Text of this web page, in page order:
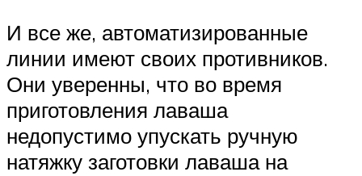
И все же, автоматизированные
линии имеют своих противников.
Они уверенны, что во время
приготовления лаваша
недопустимо упускать ручную
натяжку заготовки лаваша на